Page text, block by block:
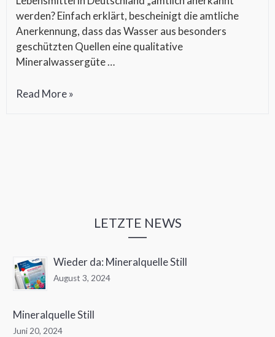
werden? Einfach erklärt, bescheinigt die amtliche
Anerkennung, dass das Wasser aus besonders
geschützten Quellen eine qualitative
Mineralwassergüte …
Einfach
Read More »
LETZTE NEWS
Wieder da: Mineralquelle Still
August 3, 2024
Mineralquelle Still
Juni 20, 2024